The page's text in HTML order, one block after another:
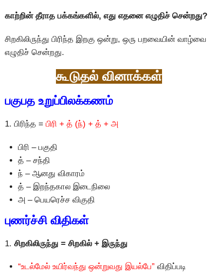
காற்றின் தீராத பக்கங்களில், எது எதனை எழுதிச் சென்றது?
சிறகிலிருந்து பிரிந்த இறகு ஒன்று, ஒரு பறவையின் வாழ்வை
எழுதிச் சென்றது.
கூடுதல் வினாக்கள்
பகுபத உறுப்பிலக்கணம்
1. பிரிந்த = பிரி + த் (ந்) + த் + அ
பிரி – பகுதி
த் – சந்தி
ந் – ஆனது விகாரம்
த் – இறந்தகால இடைநிலை
அ – பெயரெச்ச விகுதி
புணர்ச்சி விதிகள்
1. சிறகிலிருந்து = சிறகில் + இருந்து
“உடல்மேல் உயிர்வந்து ஒன்றுவது இயல்பே” விதிப்படி